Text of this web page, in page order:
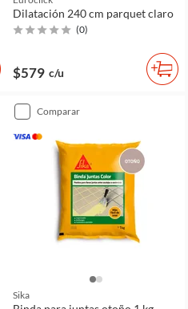
Dilatación 240 cm parquet claro
(0)
$579 c/u
comparar
Sika